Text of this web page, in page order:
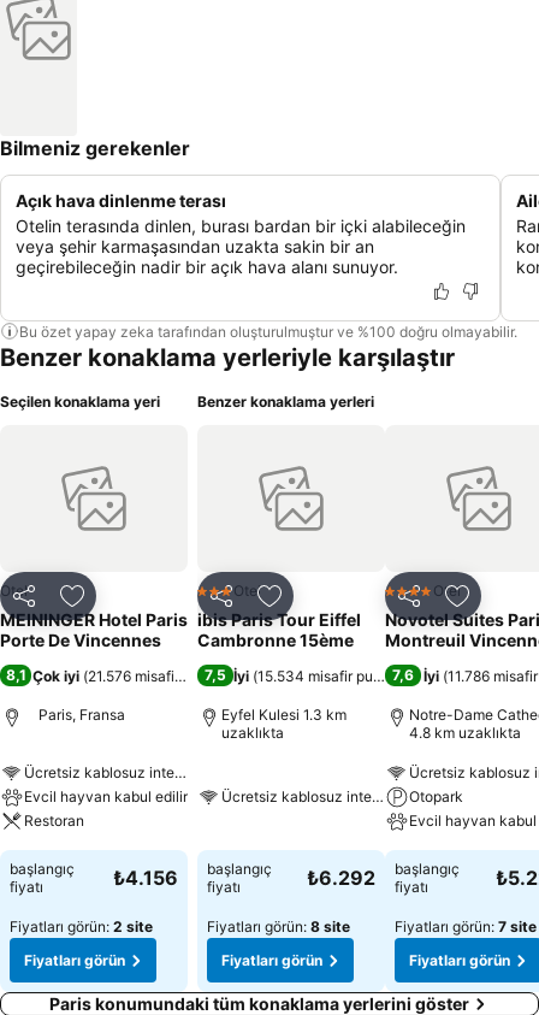
Bilmeniz gerekenler
Açık hava dinlenme terası
Otelin terasında dinlen, burası bardan bir içki alabileceğin
veya şehir karmaşasından uzakta sakin bir an
geçirebileceğin nadir bir açık hava alanı sunuyor.
Bu özet yapay zeka tarafından oluşturulmuştur ve %100 doğru olmayabilir.
Benzer konaklama yerleriyle karşılaştır
Seçilen konaklama yeri
Paylaş Favorilerime ekle
Otel
MEININGER Hotel Paris
Porte De Vincennes
8,1 Çok iyi (21.576 misafir puanı)
Paris, Fransa
Ücretsiz kablosuz internet
Evcil hayvan kabul edilir
Restoran
başlangıç
fiyatı
₺4.156
Fiyatları görün: 2 site
Fiyatları görün
Benzer konaklama yerleri
Paylaş Favorilerime ekle
3 YıldızOtel
ibis Paris Tour Eiffel
Cambronne 15ème
7,5 İyi (15.534 misafir puanı)
Eyfel Kulesi 1.3 km
uzaklıkta
Ücretsiz kablosuz internet
başlangıç
fiyatı
₺6.292
Fiyatları görün: 8 site
Fiyatları görün
Paylaş
4 Yıldız Otel
Novotel Suites
Montreuil
7,6 İyi (11.786
Notre-Dame
4.8 km uzaklıkta
Ücretsiz kablosuz
Otopark
Evcil hayvan
başlangıç
fiyatı
Fiyatları görün: 7 site
Fiyatları görün
Paris konumundaki tüm konaklama yerlerini göster